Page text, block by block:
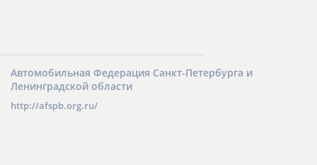
Автомобильная Федерация Санкт-Петербурга и
Ленинградской области
http://afspb.org.ru/